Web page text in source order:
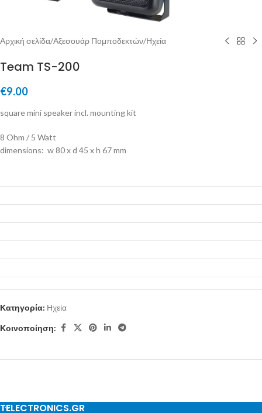
Αρχική σελίδα/Αξεσουάρ Πομποδεκτών/Ηχεία
Team TS-200
€9.00
square mini speaker incl. mounting kit
8 Ohm / 5 Watt
dimensions: w 80 x d 45 x h 67 mm
Κατηγορία: Ηχεία
Κοινοποίηση:
TELECTRONICS.GR